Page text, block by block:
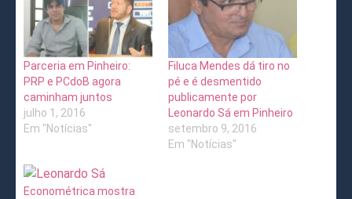
Parceria em Pinheiro:
PRP e PCdoB agora
caminham juntos
julho 1, 2016
Em "Notícias"
Filuca Mendes dá tiro no
pé e é desmentido
publicamente por
Leonardo Sá em Pinheiro
setembro 9, 2016
Em "Notícias"
Econométrica mostra